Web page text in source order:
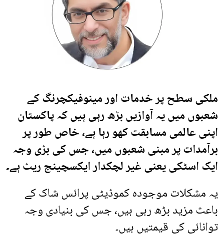
ملکی سطح پر خدمات اور مینوفیکچرنگ کے
شعبوں میں یہ آوازیں بڑھ رہی ہیں کہ پاکستان
اپنی عالمی مسابقت کھو رہا ہے، خاص طور پر
برآمدات پر مبنی شعبوں میں، جس کی بڑی وجہ
ایک اسٹکی یعنی غیر لچکدار ایکسچینج ریٹ ہے۔
یہ مشکلات موجودہ کموڈیٹی پرائس شاک کے
باعث مزید بڑھ رہی ہیں، جس کی بنیادی وجہ
توانائی کی قیمتیں ہیں۔